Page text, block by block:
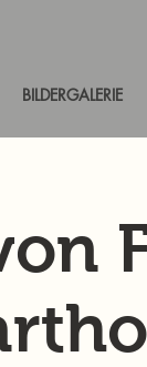
BILDERGALERIE